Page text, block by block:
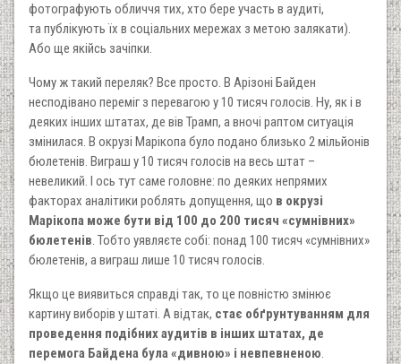
фотографують обличчя тих, хто бере участь в аудиті,
та публікують їх в соціальних мережах з метою залякати).
Або ще якійсь зачіпки.
Чому ж такий переляк? Все просто. В Арізоні Байден
несподівано переміг з перевагою у 10 тисяч голосів. Ну, як і в
деяких інших штатах, де вів Трамп, а вночі раптом ситуація
змінилася. В окрузі Марікопа було подано близько 2 мільйонів
бюлетенів. Виграш у 10 тисяч голосів на весь штат –
невеликий. І ось тут саме головне: по деяких непрямих
факторах аналітики роблять допущення, що в окрузі
Марікопа може бути від 100 до 200 тисяч «сумнівних»
бюлетенів. Тобто уявляєте собі: понад 100 тисяч «сумнівних»
бюлетенів, а виграш лише 10 тисяч голосів.
Якщо це виявиться справді так, то це повністю змінює
картину виборів у штаті. А відтак, стає обґрунтуванням для
проведення подібних аудитів в інших штатах, де
перемога Байдена була «дивною» і невпевненою.